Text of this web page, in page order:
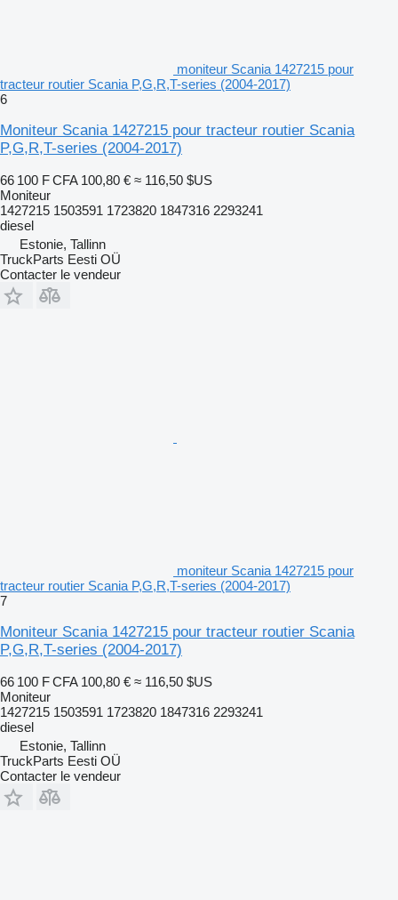
moniteur Scania 1427215 pour
tracteur routier Scania P,G,R,T-series (2004-2017)
6
Moniteur Scania 1427215 pour tracteur routier Scania
P,G,R,T-series (2004-2017)
66 100 F CFA 100,80 € ≈ 116,50 $US
Moniteur
1427215 1503591 1723820 1847316 2293241
diesel
Estonie, Tallinn
TruckParts Eesti OÜ
Contacter le vendeur
moniteur Scania 1427215 pour
tracteur routier Scania P,G,R,T-series (2004-2017)
7
Moniteur Scania 1427215 pour tracteur routier Scania
P,G,R,T-series (2004-2017)
66 100 F CFA 100,80 € ≈ 116,50 $US
Moniteur
1427215 1503591 1723820 1847316 2293241
diesel
Estonie, Tallinn
TruckParts Eesti OÜ
Contacter le vendeur